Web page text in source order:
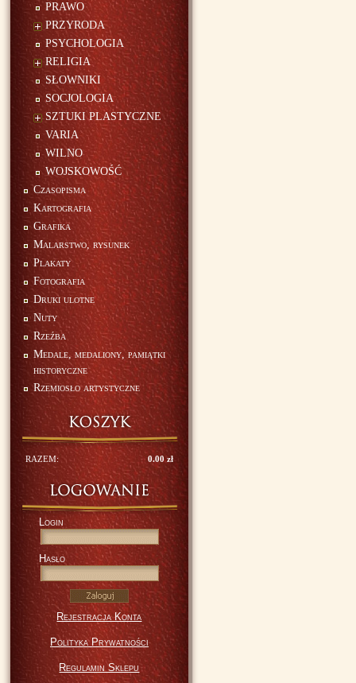
PRAWO
PRZYRODA
PSYCHOLOGIA
RELIGIA
SŁOWNIKI
SOCJOLOGIA
SZTUKI PLASTYCZNE
VARIA
WILNO
WOJSKOWOŚĆ
Czasopisma
Kartografia
Grafika
Malarstwo, rysunek
Plakaty
Fotografia
Druki ulotne
Nuty
Rzeźba
Medale, medaliony, pamiątki
historyczne
Rzemiosło artystyczne
RAZEM: 0.00 zł
Login
Hasło
Rejestracja Konta
Polityka Prywatności
Regulamin Sklepu